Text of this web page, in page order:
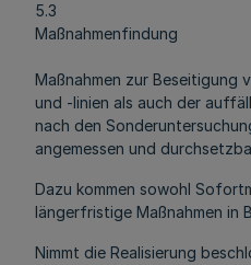
5.3
Maßnahmenfindung
Maßnahmen zur Beseitigung
und -linien als auch der
nach den
angemessen und
Dazu kommen sowohl
längerfristige Maßnahmen in
Nimmt die Realisierung